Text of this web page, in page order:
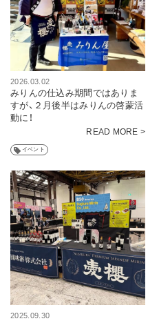
2026.03.02
みりんの仕込み期間ではありま
すが、２月後半はみりんの啓蒙活
動に！
READ MORE >
イベント
2025.09.30